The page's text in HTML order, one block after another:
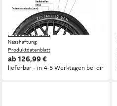
DRIVER, in verschiedenen
Ausführungen erhältlich
Kraftstoffeffizienz
Produktdatenblatt
Nasshaftung
Produktdatenblatt
ab 126,99 €
lieferbar - in 4-5 Werktagen bei dir